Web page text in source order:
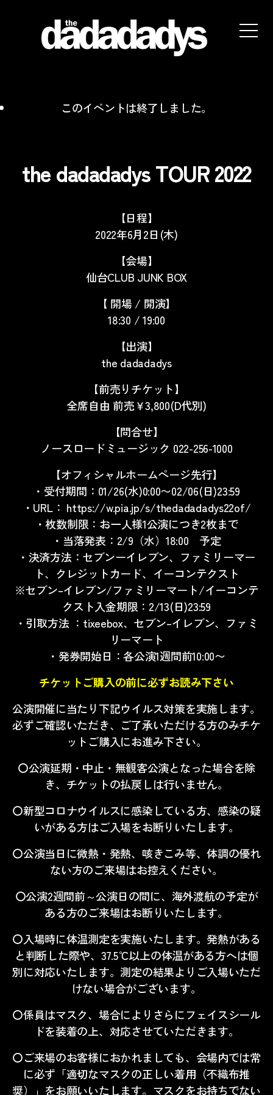
websiteこのイベントは終了しました。
the dadadadys TOUR 2022
【日程】
2022年6月2日 (木)
【会場】
仙台CLUB JUNK BOX
【 開場 / 開演】
18:30 / 19:00
【出演】
the dadadadys
【前売りチケット】
全席自由 前売￥3,800(D代別)
【問合せ】
ノースロードミュージック 022-256-1000
【オフィシャルホームページ先行】
・受付期間： 01/26(水)0:00〜02/06(日)23:59
・ URL： https://w.pia.jp/s/thedadadadys22of/
・枚数制限：お一人様1公演につき2枚まで
・当落発表： 2/9 （水） 18:00 予定
・決済方法：セブンーイレブン、ファミリーマー
ト、クレジットカード、イーコンテクスト
※セブン–イレブン/ファミリーマート/イーコンテ
クスト入金期限： 2/13(日)23:59
・引取方法 ： tixeebox、セブン–イレブン、ファミ
リーマート
・発券開始日：各公演1週間前10:00〜
チケットご購入の前に必ずお読み下さい
公演開催に当たり下記ウイルス対策を実施します。
必ずご確認いただき、ご了承いただける方のみチケ
ットご購入にお進み下さい。
〇公演延期・中止・無観客公演となった場合を除
き、チケットの払戻しは行いません。
〇新型コロナウイルスに感染している方、感染の疑
いがある方はご入場をお断りいたします。
〇公演当日に微熱・発熱、咳きこみ等、体調の優れ
ない方のご来場はお控えください。
〇公演2週間前～公演日の間に、海外渡航の予定が
ある方のご来場はお断りいたします。
〇入場時に体温測定を実施いたします。発熱がある
と判断した際や、 37.5℃以上の体温がある方へは個
別に対応いたします。測定の結果よりご入場いただ
けない場合がございます。
〇係員はマスク、場合によりさらにフェイスシール
ドを装着の上、対応させていただきます。
〇ご来場のお客様におかれましても、会場内では常
に必ず「適切なマスクの正しい着用（不織布推
奨）」をお願いいたします。マスクをお持ちでない